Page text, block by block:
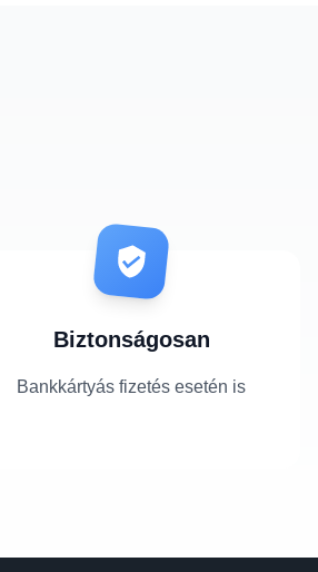
Biztonságosan
Bankkártyás fizetés esetén is